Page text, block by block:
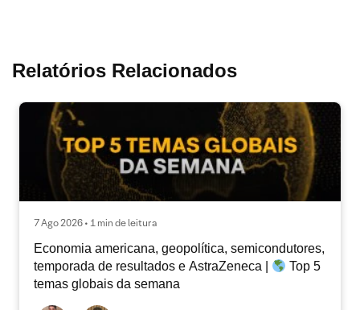
Relatórios Relacionados
7 Ago 2026 • 1 min de leitura
Economia americana, geopolítica, semicondutores,
temporada de resultados e AstraZeneca |
Top 5
temas globais da semana